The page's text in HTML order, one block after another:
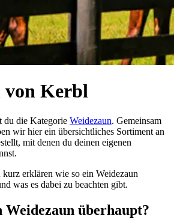
von Kerbl
du die Kategorie Weidezaun. Gemeinsam
wir hier ein übersichtliches Sortiment an
mit denen du deinen eigenen
erklären wie so ein Weidezaun
was es dabei zu beachten gibt.
Weidezaun überhaupt?